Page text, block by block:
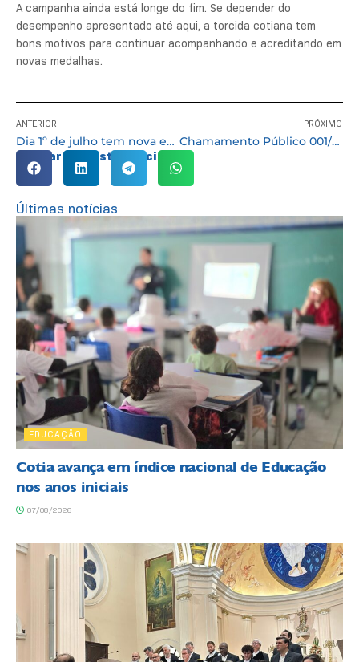
A campanha ainda está longe do fim. Se depender do
desempenho apresentado até aqui, a torcida cotiana tem
bons motivos para continuar acompanhando e acreditando em
novas medalhas.
ANTERIOR
Dia 1º de julho tem nova edição da Quarta do Emprego
PRÓXIMO
Chamamento Público 001/2026 – Secretaria de Cultura e Lazer – OSC para o Teatro Municipal
Compartilhe esta notícia:
Últimas notícias
EDUCAÇÃO
Cotia avança em índice nacional de Educação
nos anos iniciais
07/08/2026